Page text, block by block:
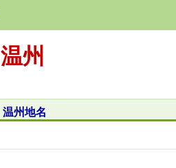
温州
温州地名